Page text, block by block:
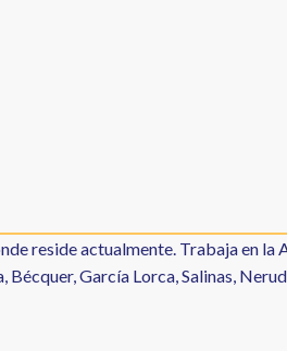
reside actualmente. Trabaja en
García Lorca, Salinas,